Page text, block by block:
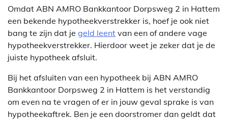
Omdat ABN AMRO Bankkantoor Dorpsweg 2 in Hattem
een bekende hypotheekverstrekker is, hoef je ook niet
bang te zijn dat je geld leent van een of andere vage
hypotheekverstrekker. Hierdoor weet je zeker dat je de
juiste hypotheek afsluit.
Bij het afsluiten van een hypotheek bij ABN AMRO
Bankkantoor Dorpsweg 2 in Hattem is het verstandig
om even na te vragen of er in jouw geval sprake is van
hypotheekaftrek. Ben je een doorstromer dan geldt dat